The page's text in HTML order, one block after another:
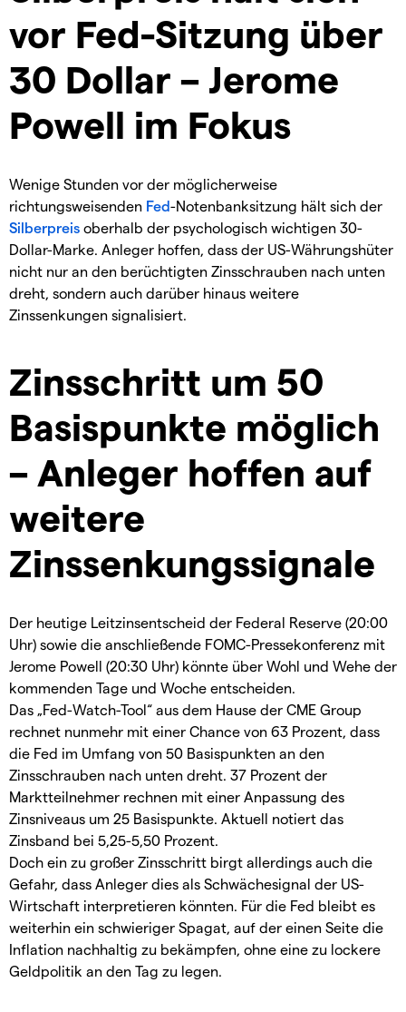
vor Fed-Sitzung über
30 Dollar – Jerome
Powell im Fokus
Wenige Stunden vor der möglicherweise
richtungsweisenden Fed-Notenbanksitzung hält sich der
Silberpreis oberhalb der psychologisch wichtigen 30-
Dollar-Marke. Anleger hoffen, dass der US-Währungshüter
nicht nur an den berüchtigten Zinsschrauben nach unten
dreht, sondern auch darüber hinaus weitere
Zinssenkungen signalisiert.
Zinsschritt um 50
Basispunkte möglich
– Anleger hoffen auf
weitere
Zinssenkungssignale
Der heutige Leitzinsentscheid der Federal Reserve (20:00
Uhr) sowie die anschließende FOMC-Pressekonferenz mit
Jerome Powell (20:30 Uhr) könnte über Wohl und Wehe der
kommenden Tage und Woche entscheiden.
Das „Fed-Watch-Tool“ aus dem Hause der CME Group
rechnet nunmehr mit einer Chance von 63 Prozent, dass
die Fed im Umfang von 50 Basispunkten an den
Zinsschrauben nach unten dreht. 37 Prozent der
Marktteilnehmer rechnen mit einer Anpassung des
Zinsniveaus um 25 Basispunkte. Aktuell notiert das
Zinsband bei 5,25-5,50 Prozent.
Doch ein zu großer Zinsschritt birgt allerdings auch die
Gefahr, dass Anleger dies als Schwächesignal der US-
Wirtschaft interpretieren könnten. Für die Fed bleibt es
weiterhin ein schwieriger Spagat, auf der einen Seite die
Inflation nachhaltig zu bekämpfen, ohne eine zu lockere
Geldpolitik an den Tag zu legen.